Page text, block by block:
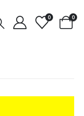
0 0